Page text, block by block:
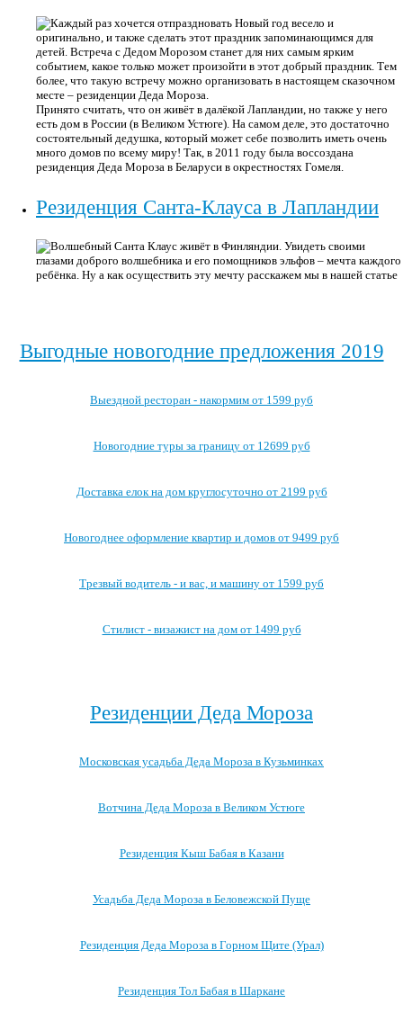
Каждый раз хочется отпраздновать Новый год весело и
оригинально, и также сделать этот праздник запоминающимся для
детей. Встреча с Дедом Морозом станет для них самым ярким
событием, какое только может произойти в этот добрый праздник. Тем
более, что такую встречу можно организовать в настоящем сказочном
месте – резиденции Деда Мороза.
Принято считать, что он живёт в далёкой Лапландии, но также у него
есть дом в России (в Великом Устюге). На самом деле, это достаточно
состоятельный дедушка, который может себе позволить иметь очень
много домов по всему миру! Так, в 2011 году была воссоздана
резиденция Деда Мороза в Беларуси в окрестностях Гомеля.
Резиденция Санта-Клауса в Лапландии
Волшебный Санта Клаус живёт в Финляндии. Увидеть своими
глазами доброго волшебника и его помощников эльфов – мечта каждого
ребёнка. Ну а как осуществить эту мечту расскажем мы в нашей статье
Выгодные новогодние предложения 2019
Выездной ресторан - накормим от 1599 руб
Новогодние туры за границу от 12699 руб
Доставка елок на дом круглосуточно от 2199 руб
Новогоднее оформление квартир и домов от 9499 руб
Трезвый водитель - и вас, и машину от 1599 руб
Стилист - визажист на дом от 1499 руб
Резиденции Деда Мороза
Московская усадьба Деда Мороза в Кузьминках
Вотчина Деда Мороза в Великом Устюге
Резиденция Кыш Бабая в Казани
Усадьба Деда Мороза в Беловежской Пуще
Резиденция Деда Мороза в Горном Щите (Урал)
Резиденция Тол Бабая в Шаркане